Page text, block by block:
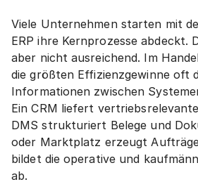
Viele Unternehmen starten mit
ERP ihre Kernprozesse abdeckt.
aber nicht ausreichend. Im
die größten Effizienzgewinne oft
Informationen zwischen
Ein CRM liefert
DMS strukturiert Belege und
oder Marktplatz erzeugt
bildet die operative und
ab.